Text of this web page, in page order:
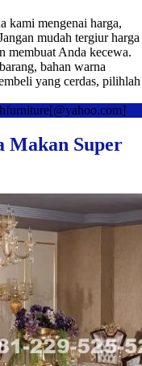
kami mengenai harga,
mudah tergiur harga
membuat Anda kecewa.
bahan warna
yang cerdas, pilihlah
Makan Super